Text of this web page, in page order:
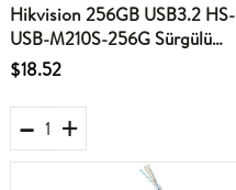
Hikvision 256GB USB3.2 HS-
USB-M210S-256G Sürgülü
Siyah Flash Bellek
$18.52